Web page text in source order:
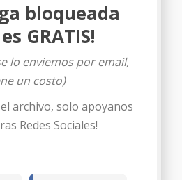
bloqueada
GRATIS!
lo enviemos por email,
un costo)
archivo, solo apoyanos
Redes Sociales!